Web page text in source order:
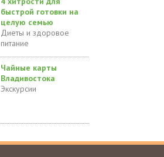
быстрой готовки на
целую семью
Диеты и здоровое
питание
Чайные карты
Владивостока
Экскурсии